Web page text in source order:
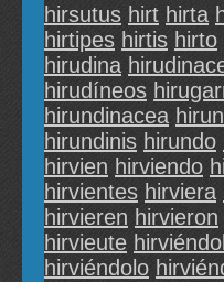
hirsutus hirt hirta
hirtipes hirtis hirto
hirudina
hirudíneos
hirundinacea
hirundinis hirundo
hirvien hirviendo
hirvientes hirviera
hirvieren hirvieron
hirvieute
hirviéndolo